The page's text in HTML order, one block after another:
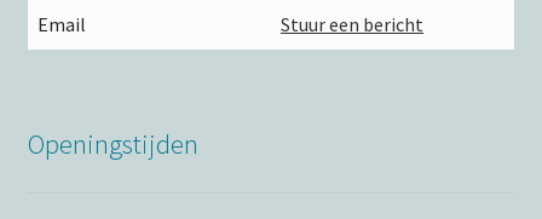
Email Stuur een bericht
Openingstijden